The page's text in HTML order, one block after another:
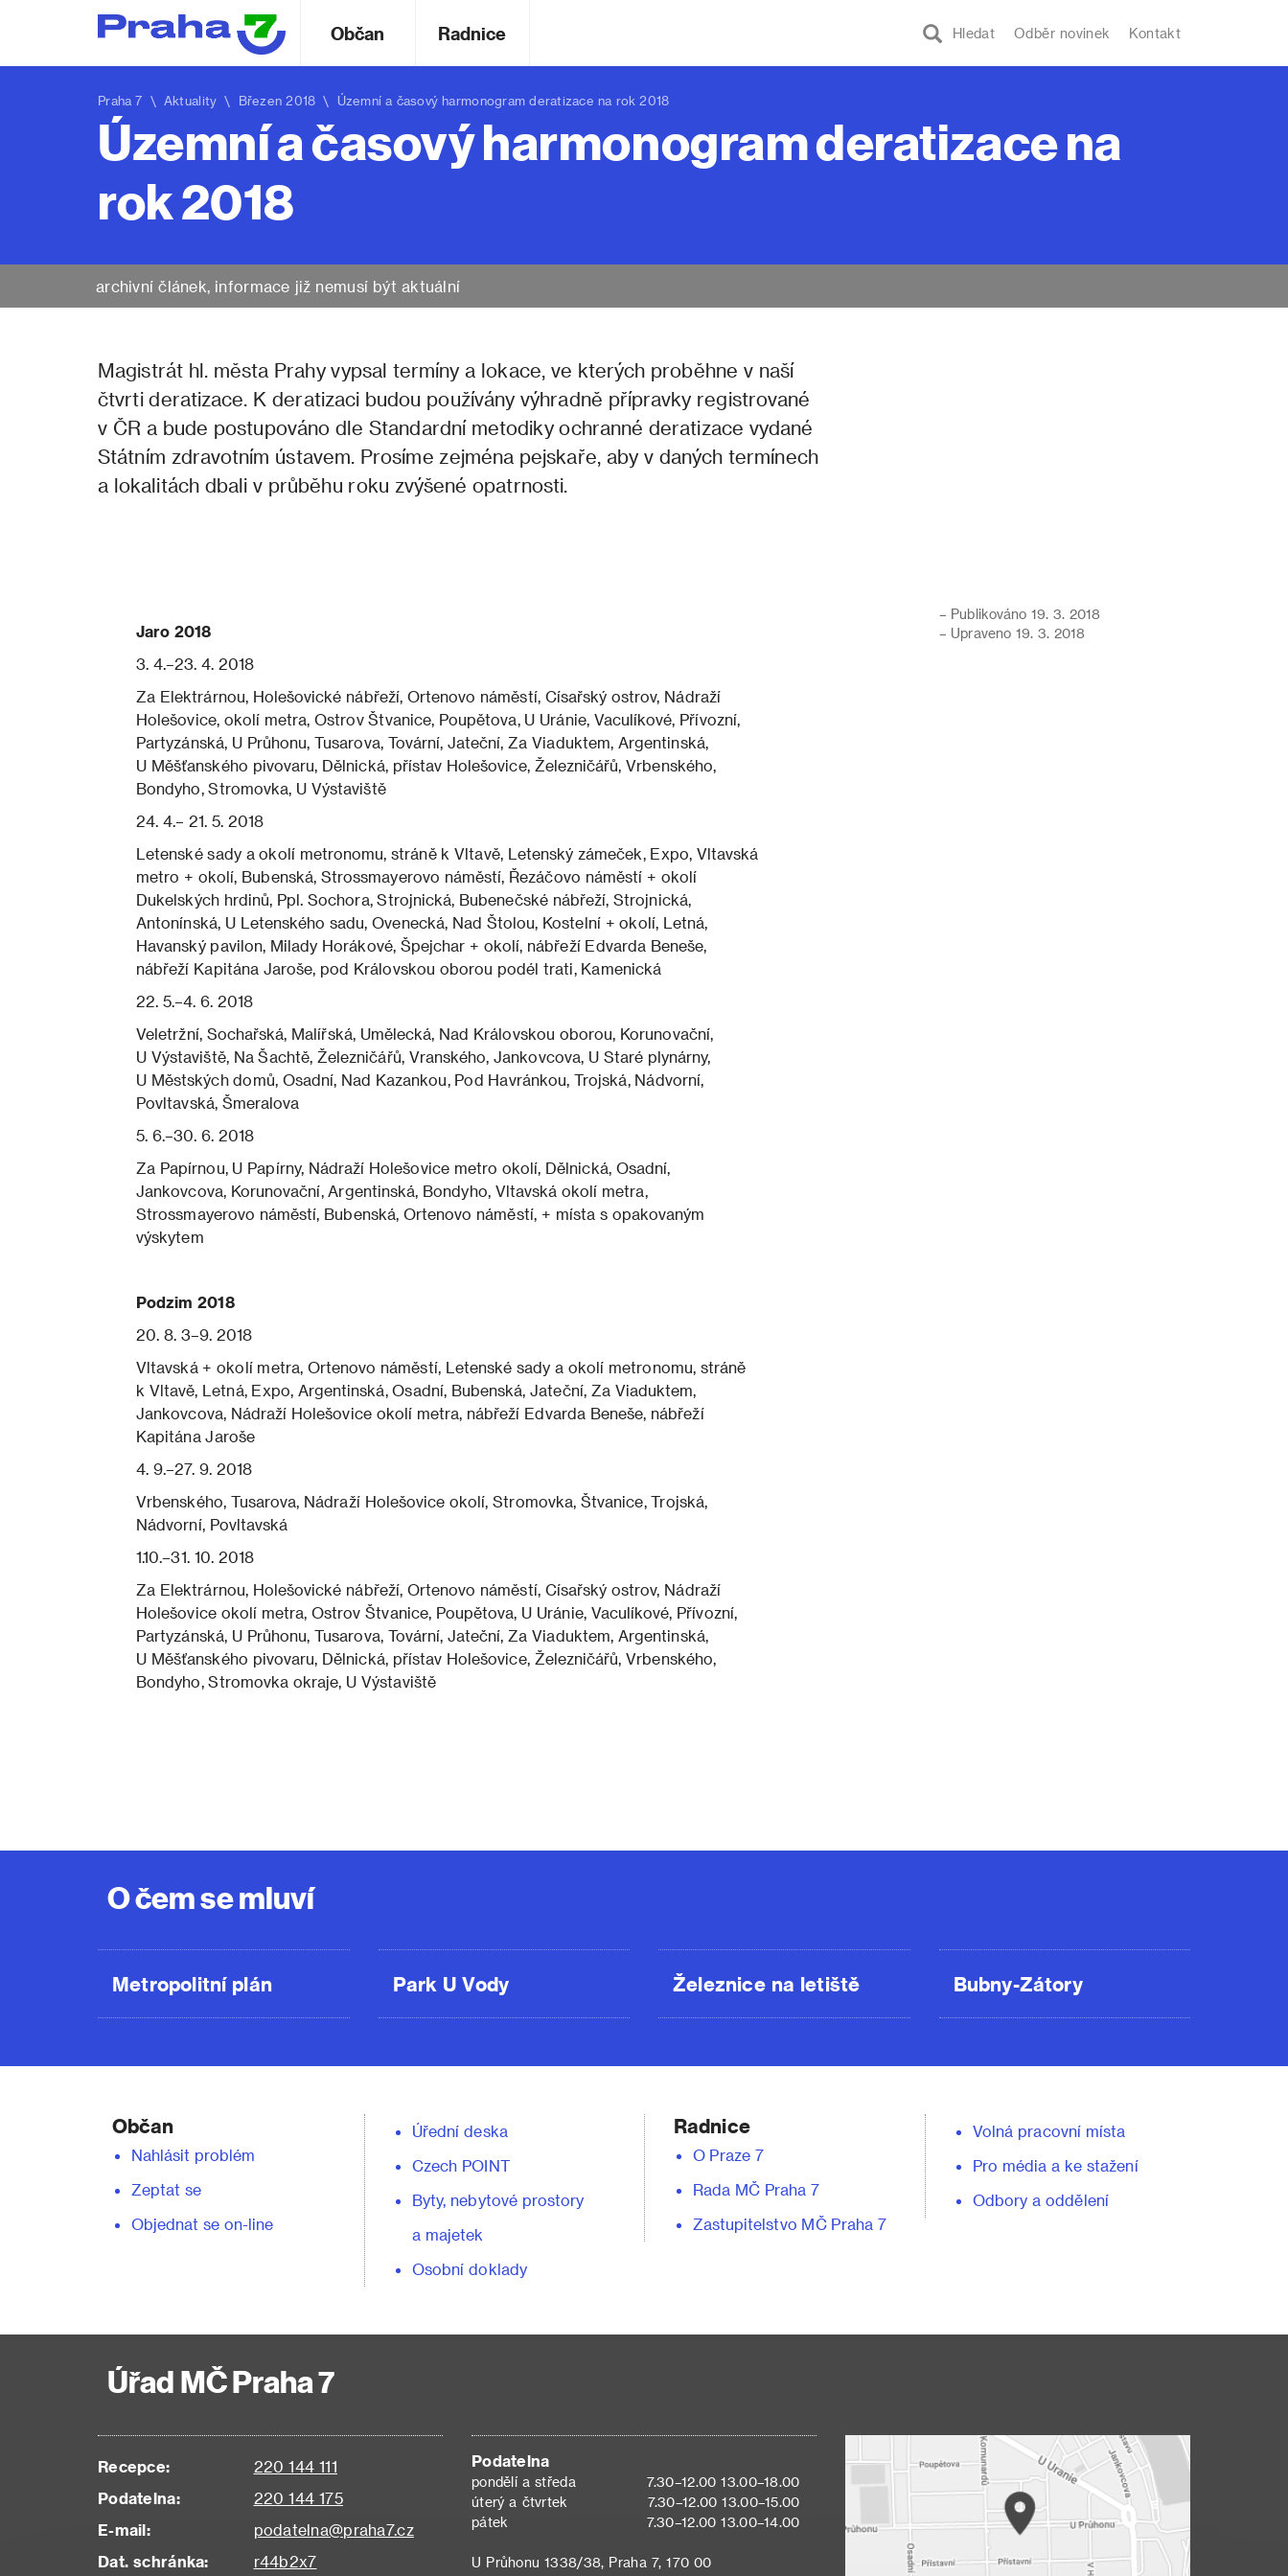
Hledat Odběr novinek Kontakt
Občan Radnice
Praha 7 \ Aktuality \ Březen 2018 \ Územní a časový harmonogram deratizace na rok 2018
Územní a časový harmonogram deratizace na
rok 2018
archivní článek, informace již nemusí být aktuální
Magistrát hl. města Prahy vypsal termíny a lokace, ve kterých proběhne v naší
čtvrti deratizace. K deratizaci budou používány výhradně přípravky registrované
v ČR a bude postupováno dle Standardní metodiky ochranné deratizace vydané
Státním zdravotním ústavem. Prosíme zejména pejskaře, aby v daných termínech
a lokalitách dbali v průběhu roku zvýšené opatrnosti.
Jaro 2018
3. 4.–23. 4. 2018
Za Elektrárnou, Holešovické nábřeží, Ortenovo náměstí, Císařský ostrov, Nádraží
Holešovice, okolí metra, Ostrov Štvanice, Poupětova, U Uránie, Vaculíkové, Přívozní,
Partyzánská, U Průhonu, Tusarova, Tovární, Jateční, Za Viaduktem, Argentinská,
U Měšťanského pivovaru, Dělnická, přístav Holešovice, Železničářů, Vrbenského,
Bondyho, Stromovka, U Výstaviště
24. 4.– 21. 5. 2018
Letenské sady a okolí metronomu, stráně k Vltavě, Letenský zámeček, Expo, Vltavská
metro + okolí, Bubenská, Strossmayerovo náměstí, Řezáčovo náměstí + okolí
Dukelských hrdinů, Ppl. Sochora, Strojnická, Bubenečské nábřeží, Strojnická,
Antonínská, U Letenského sadu, Ovenecká, Nad Štolou, Kostelní + okolí, Letná,
Havanský pavilon, Milady Horákové, Špejchar + okolí, nábřeží Edvarda Beneše,
nábřeží Kapitána Jaroše, pod Královskou oborou podél trati, Kamenická
22. 5.–4. 6. 2018
Veletržní, Sochařská, Malířská, Umělecká, Nad Královskou oborou, Korunovační,
U Výstaviště, Na Šachtě, Železničářů, Vranského, Jankovcova, U Staré plynárny,
U Městských domů, Osadní, Nad Kazankou, Pod Havránkou, Trojská, Nádvorní,
Povltavská, Šmeralova
5. 6.–30. 6. 2018
Za Papírnou, U Papírny, Nádraží Holešovice metro okolí, Dělnická, Osadní,
Jankovcova, Korunovační, Argentinská, Bondyho, Vltavská okolí metra,
Strossmayerovo náměstí, Bubenská, Ortenovo náměstí, + místa s opakovaným
výskytem
Podzim 2018
20. 8. 3–9. 2018
Vltavská + okolí metra, Ortenovo náměstí, Letenské sady a okolí metronomu, stráně
k Vltavě, Letná, Expo, Argentinská, Osadní, Bubenská, Jateční, Za Viaduktem,
Jankovcova, Nádraží Holešovice okolí metra, nábřeží Edvarda Beneše, nábřeží
Kapitána Jaroše
4. 9.–27. 9. 2018
Vrbenského, Tusarova, Nádraží Holešovice okolí, Stromovka, Štvanice, Trojská,
Nádvorní, Povltavská
1.10.–31. 10. 2018
Za Elektrárnou, Holešovické nábřeží, Ortenovo náměstí, Císařský ostrov, Nádraží
Holešovice okolí metra, Ostrov Štvanice, Poupětova, U Uránie, Vaculíkové, Přívozní,
Partyzánská, U Průhonu, Tusarova, Tovární, Jateční, Za Viaduktem, Argentinská,
U Měšťanského pivovaru, Dělnická, přístav Holešovice, Železničářů, Vrbenského,
Bondyho, Stromovka okraje, U Výstaviště
– Publikováno 19. 3. 2018
– Upraveno 19. 3. 2018
O čem se mluví
Metropolitní plán Park U Vody Železnice na letiště Bubny-Zátory
Občan
Nahlásit problém
Zeptat se
Objednat se on-line
Úřední deska
Czech POINT
Byty, nebytové prostory
a majetek
Osobní doklady
Radnice
O Praze 7
Rada MČ Praha 7
Zastupitelstvo MČ Praha 7
Volná pracovní místa
Pro média a ke stažení
Odbory a oddělení
Úřad MČ Praha 7
Recepce:
220 144 111
Podatelna:
220 144 175
E-mail:
podatelna@praha7.cz
Dat. schránka:
r44b2x7
Podatelna
pondělí a středa
7.30–12.00 13.00–18.00
úterý a čtvrtek
7.30–12.00 13.00–15.00
pátek
7.30–12.00 13.00–14.00
U Průhonu 1338/38, Praha 7, 170 00